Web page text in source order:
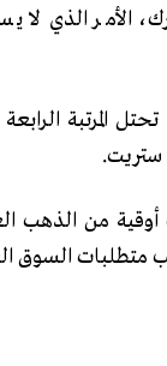
الأمر الذي لا
المرتبة
ستريت.
متطلبات السوق